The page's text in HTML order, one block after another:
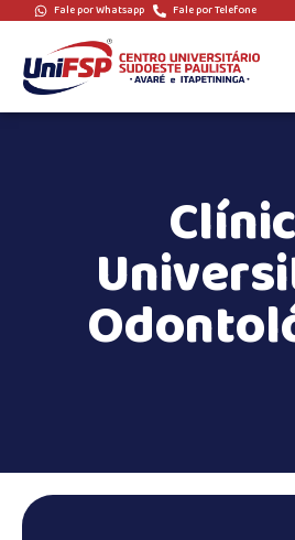
Fale por Whatsapp Fale por Telefone
Clínica